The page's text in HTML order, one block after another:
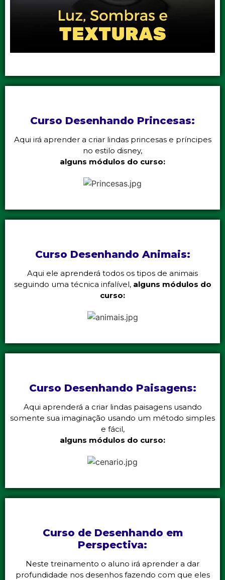
Curso Desenhando Princesas:
Aqui irá aprender a criar lindas princesas e príncipes
no estilo disney,
alguns módulos do curso:
Curso Desenhando Animais:
Aqui ele aprenderá todos os tipos de animais
seguindo uma técnica infalível, alguns módulos do
curso:
Curso Desenhando Paisagens:
Aqui aprenderá a criar lindas paisagens usando
somente sua imaginação usando um método simples
e fácil,
alguns módulos do curso:
Curso de Desenhando em
Perspectiva:
Neste treinamento o aluno irá aprender a dar
profundidade nos desenhos fazendo com que eles